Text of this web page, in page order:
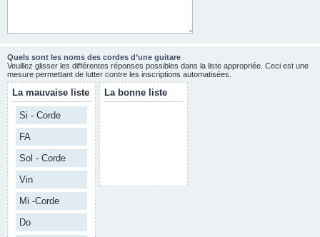
Quels sont les noms des cordes d’une guitare
Veuillez glisser les différentes réponses possibles dans la liste appropriée. Ceci est une
mesure permettant de lutter contre les inscriptions automatisées.
La mauvaise liste
Si - Corde
FA
Sol - Corde
Vin
Mi -Corde
Do
La bonne liste